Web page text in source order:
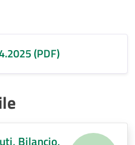
(PDF)
Bilancio,